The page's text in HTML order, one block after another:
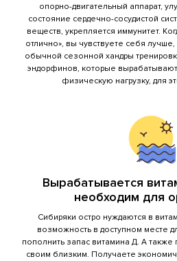
полотенце банное
простынь для бани
свой веник в баню
Штрафы
опорно-двигательный аппарат,
состояние сердечно-сосудистой
веществ, укрепляется иммунитет.
отлично», вы чувствуете себя
обычной сезонной хандры
эндорфинов, которые
физическую нагрузку, для
Вырабатывается
необходим для
Сибиряки остро нуждаются в
возможность в доступном месте
пополнить запас витамина Д. А также
своим близким. Получаете